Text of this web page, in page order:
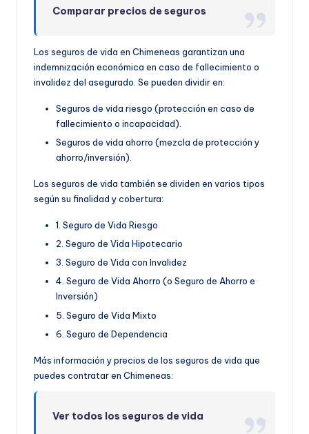
Comparar precios de seguros
Los seguros de vida en Chimeneas garantizan una
indemnización económica en caso de fallecimiento o
invalidez del asegurado. Se pueden dividir en:
Seguros de vida riesgo (protección en caso de
fallecimiento o incapacidad).
Seguros de vida ahorro (mezcla de protección y
ahorro/inversión).
Los seguros de vida también se dividen en varios tipos
según su finalidad y cobertura:
1. Seguro de Vida Riesgo
2. Seguro de Vida Hipotecario
3. Seguro de Vida con Invalidez
4. Seguro de Vida Ahorro (o Seguro de Ahorro e
Inversión)
5. Seguro de Vida Mixto
6. Seguro de Dependencia
Más información y precios de los seguros de vida que
puedes contratar en Chimeneas:
Ver todos los seguros de vida